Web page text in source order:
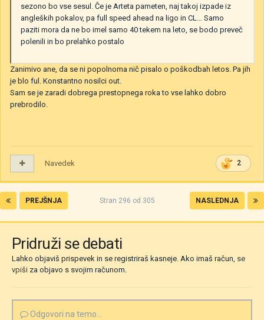
sezono bo vse sesul. Če je Arteta pameten, naj takoj izpade iz
angleških pokalov, pa full speed ahead na ligo in CL… Samo
paziti mora da ne bo imel samo 40 tekem na leto, se bodo preveč
polenili in bo prelahko postalo
Zanimivo ane, da se ni popolnoma nič pisalo o poškodbah letos. Pa jih
je blo ful. Konstantno nosilci out.
Sam se je zaradi dobrega prestopnega roka to vse lahko dobro
prebrodilo.
2
Navedek
PREJŠNJA NASLEDNJA
Stran 296 od 305
Pridruži se debati
Lahko objaviš prispevek in se registriraš kasneje. Ako imaš račun, se
vpiši za objavo s svojim računom.
Odgovori na temo...